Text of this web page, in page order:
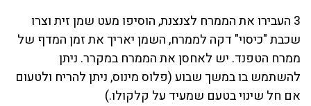
3 העבירו את הממרח לצנצנת, הוסיפו מעט שמן זית וצרו
שכבת "כיסוי" דקה לממרח, השמן יאריך את זמן המדף של
ממרח הטפנד. יש לאחסן את הממרח במקרר. ניתן
להשתמש בו במשך שבוע (פלוס מינוס, ניתן להריח ולטעום
אם חל שינוי בטעם שמעיד על קלקולו.)